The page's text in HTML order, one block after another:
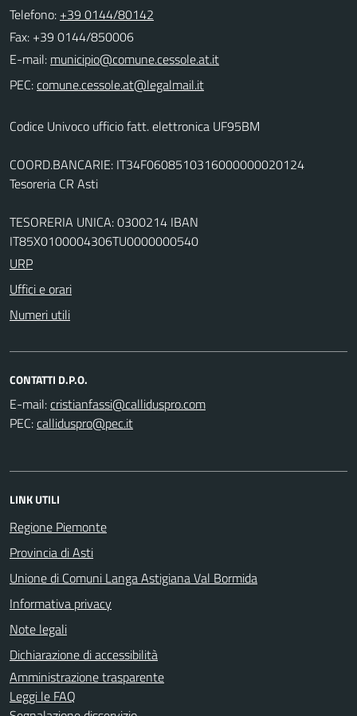
Telefono: +39 0144/80142
Fax: +39 0144/850006
E-mail:
PEC:
Codice Univoco ufficio fatt. elettronica UF95BM
COORD.BANCARIE: IT34F0608510316000000020124
Tesoreria CR Asti
TESORERIA UNICA: 0300214 IBAN
IT85X0100004306TU0000000540
URP
Uffici e orari
Numeri utili
CONTATTI D.P.O.
E-mail:
PEC:
LINK UTILI
Regione Piemonte
Provincia di Asti
Unione di Comuni Langa Astigiana Val Bormida
Informativa privacy
Note legali
Dichiarazione di accessibilità
Amministrazione trasparente
Leggi le FAQ